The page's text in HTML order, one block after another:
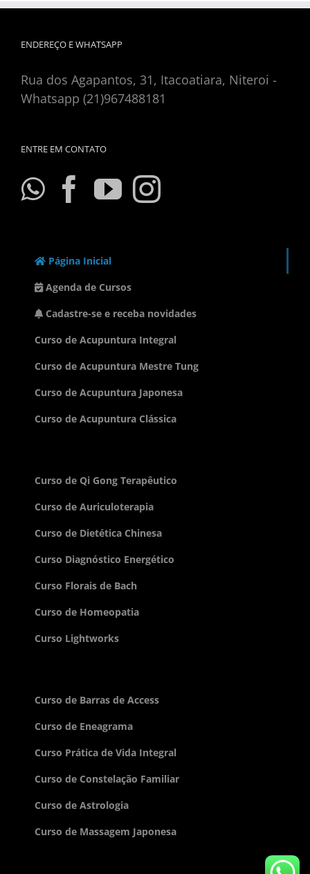
ENDEREÇO E WHATSAPP
Rua dos Agapantos, 31, Itacoatiara, Niteroi -
Whatsapp (21)967488181
ENTRE EM CONTATO
Página Inicial
Agenda de Cursos
Cadastre-se e receba novidades
Curso de Acupuntura Integral
Curso de Acupuntura Mestre Tung
Curso de Acupuntura Japonesa
Curso de Acupuntura Clássica
Curso de Qi Gong Terapêutico
Curso de Auriculoterapia
Curso de Dietética Chinesa
Curso Diagnóstico Energético
Curso Florais de Bach
Curso de Homeopatia
Curso Lightworks
Curso de Barras de Access
Curso de Eneagrama
Curso Prática de Vida Integral
Curso de Constelação Familiar
Curso de Astrologia
Curso de Massagem Japonesa